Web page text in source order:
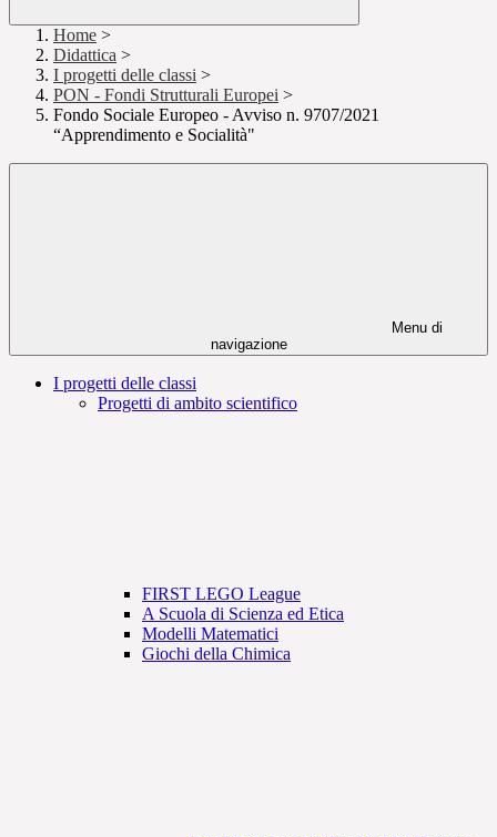
Home >
Didattica >
I progetti delle classi >
PON - Fondi Strutturali Europei >
Fondo Sociale Europeo - Avviso n. 9707/2021
“Apprendimento e Socialità"
Menu di
navigazione
I progetti delle classi
Progetti di ambito scientifico
FIRST LEGO League
A Scuola di Scienza ed Etica
Modelli Matematici
Giochi della Chimica